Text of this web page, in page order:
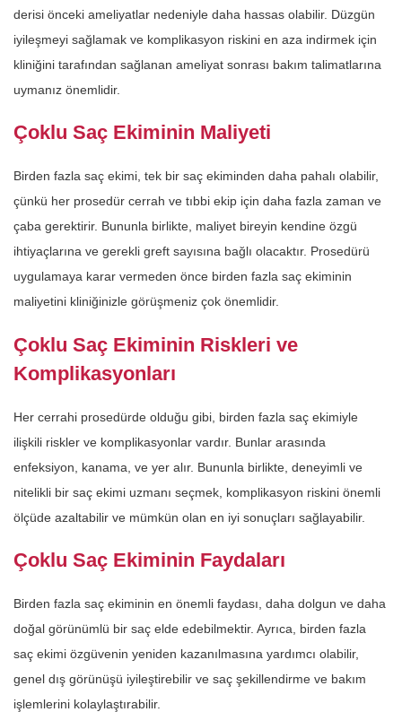
derisi önceki ameliyatlar nedeniyle daha hassas olabilir. Düzgün
iyileşmeyi sağlamak ve komplikasyon riskini en aza indirmek için
kliniğini tarafından sağlanan ameliyat sonrası bakım talimatlarına
uymanız önemlidir.
Çoklu Saç Ekiminin Maliyeti
Birden fazla saç ekimi, tek bir saç ekiminden daha pahalı olabilir,
çünkü her prosedür cerrah ve tıbbi ekip için daha fazla zaman ve
çaba gerektirir. Bununla birlikte, maliyet bireyin kendine özgü
ihtiyaçlarına ve gerekli greft sayısına bağlı olacaktır. Prosedürü
uygulamaya karar vermeden önce birden fazla saç ekiminin
maliyetini kliniğinizle görüşmeniz çok önemlidir.
Çoklu Saç Ekiminin Riskleri ve
Komplikasyonları
Her cerrahi prosedürde olduğu gibi, birden fazla saç ekimiyle
ilişkili riskler ve komplikasyonlar vardır. Bunlar arasında
enfeksiyon, kanama, ve yer alır. Bununla birlikte, deneyimli ve
nitelikli bir saç ekimi uzmanı seçmek, komplikasyon riskini önemli
ölçüde azaltabilir ve mümkün olan en iyi sonuçları sağlayabilir.
Çoklu Saç Ekiminin Faydaları
Birden fazla saç ekiminin en önemli faydası, daha dolgun ve daha
doğal görünümlü bir saç elde edebilmektir. Ayrıca, birden fazla
saç ekimi özgüvenin yeniden kazanılmasına yardımcı olabilir,
genel dış görünüşü iyileştirebilir ve saç şekillendirme ve bakım
işlemlerini kolaylaştırabilir.